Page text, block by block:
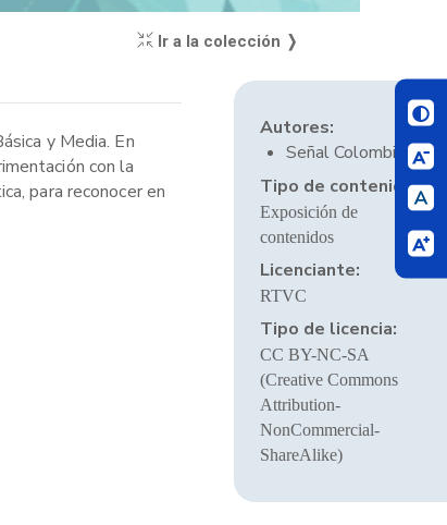
Ir a la colección ❭
y Media. En
con la
para reconocer en
Autores:
Señal Colombia
Tipo de contenido:
Exposición de
contenidos
Licenciante:
RTVC
Tipo de licencia:
CC BY-NC-SA
(Creative Commons
Attribution-
NonCommercial-
ShareAlike)